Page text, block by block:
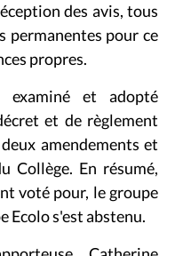
des avis, tous
permanentes pour ce
propres.
examiné et adopté
et de règlement
amendements et
Collège. En résumé,
voté pour, le groupe
Ecolo s'est abstenu.